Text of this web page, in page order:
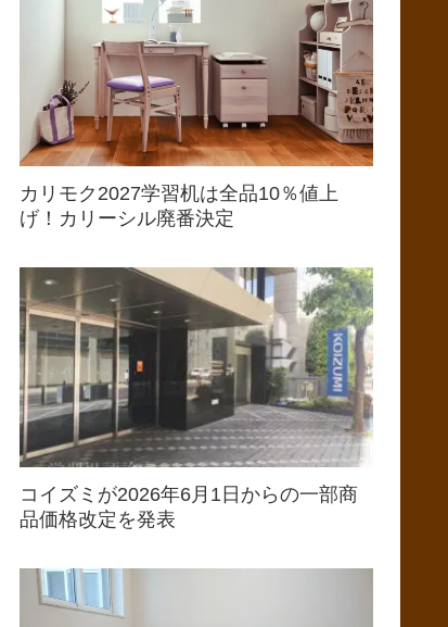
カリモク2027学習机は全品10％値上
げ！カリーシル廃番決定
コイズミが2026年6月1日からの一部商
品価格改定を発表